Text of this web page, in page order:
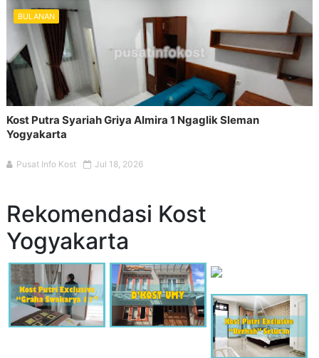
BULANAN
Kost Putra Syariah Griya Almira 1 Ngaglik Sleman
Yogyakarta
Pusat Info Kost Jul 18, 2026
Rekomendasi Kost
Yogyakarta